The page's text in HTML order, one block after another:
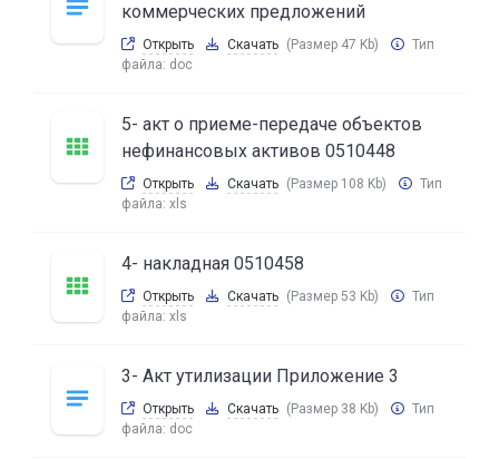
коммерческих предложений
Открыть Скачать (Размер 47 Kb)
Тип
файла: doc
5- акт о приеме-передаче объектов
нефинансовых активов 0510448
Открыть Скачать (Размер 108 Kb)
Тип
файла: xls
4- накладная 0510458
Открыть Скачать (Размер 53 Kb)
Тип
файла: xls
3- Акт утилизации Приложение 3
Открыть Скачать (Размер 38 Kb)
Тип
файла: doc